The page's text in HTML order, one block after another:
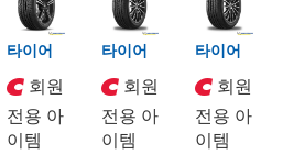
타이어
회원
전용 아
이템
타이어
회원
전용 아
이템
타이어
회원
전용 아
이템